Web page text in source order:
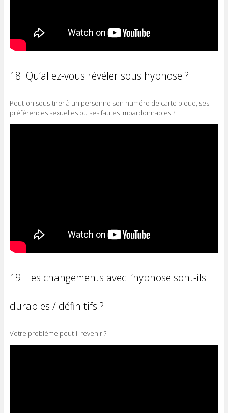
18. Qu’allez-vous révéler sous hypnose ?
Peut-on sous-tirer à un personne son numéro de carte bleue, ses
préférences sexuelles ou ses fautes impardonnables ?
19. Les changements avec l’hypnose sont-ils
durables / définitifs ?
Votre problème peut-il revenir ?